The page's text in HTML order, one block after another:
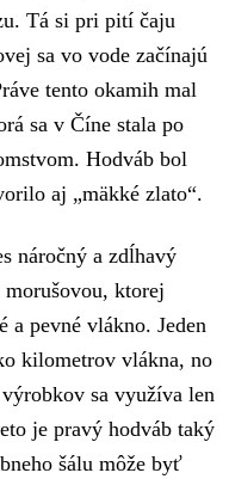
Tá si pri pití čaju
sa vo vode začínajú
tento okamih mal
sa v Číne stala po
Hodváb bol
aj „mäkké zlato“.
náročný a zdĺhavý
morušovou, ktorej
a pevné vlákno. Jeden
kilometrov vlákna, no
sa využíva len
je pravý hodváb taký
šálu môže byť